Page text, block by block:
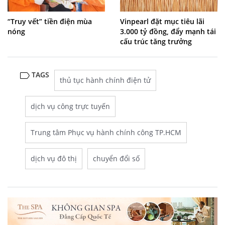
“Truy vết” tiền điện mùa
nóng
Vinpearl đặt mục tiêu lãi
3.000 tỷ đồng, đẩy mạnh tái
cấu trúc tăng trưởng
TAGS
thủ tục hành chính điện tử
dịch vụ công trực tuyến
Trung tâm Phục vụ hành chính công TP.HCM
dịch vụ đô thị chuyển đổi số